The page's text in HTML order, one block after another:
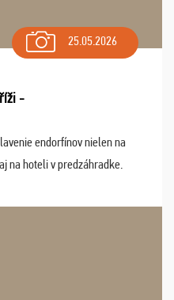
25.05.2026
-
endorfínov nielen na
na hoteli v predzáhradke.
budúci rok : ...